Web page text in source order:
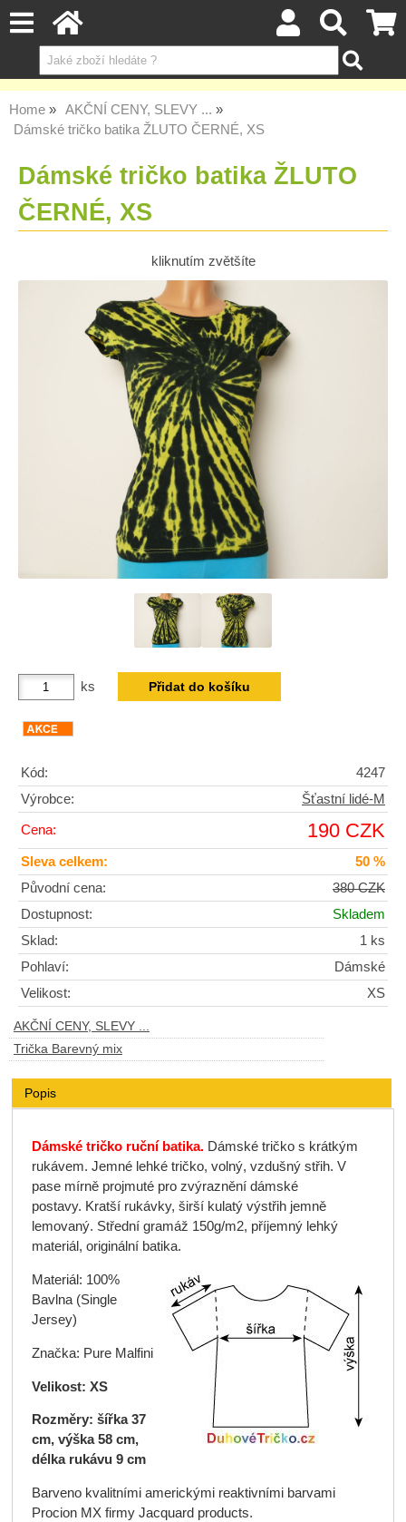
Home
AKČNÍ CENY, SLEVY ...
Dámské tričko batika ŽLUTO ČERNÉ, XS
Dámské tričko batika ŽLUTO
ČERNÉ, XS
kliknutím zvětšíte
ks
Kód:
4247
Výrobce:
Šťastní lidé-M
Cena: 190 CZK
Sleva celkem:
50 %
Původní cena:
380 CZK
Dostupnost:
Skladem
Sklad:
1 ks
Pohlaví:
Dámské
Velikost:
XS
AKČNÍ CENY, SLEVY ...
Trička Barevný mix
Popis
Dámské tričko ruční batika.Dámské tričko s krátkým
rukávem. Jemné lehké tričko, volný, vzdušný střih. V
pase mírně projmuté pro zvýraznění dámské
postavy. Kratší rukávky, širší kulatý výstřih jemně
lemovaný. Střední gramáž 150g/m2, příjemný lehký
materiál, originální batika.
Materiál: 100%
Bavlna (Single
Jersey)
Značka: Pure Malfini
Velikost: XS
Rozměry: šířka 37
cm, výška 58 cm,
délka rukávu 9 cm
Barveno kvalitními americkými reaktivními barvami
Procion MX firmy Jacquard products.